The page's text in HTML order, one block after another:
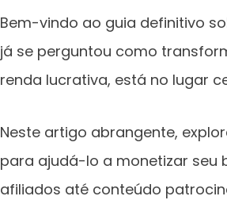
Bem-vindo ao guia definitivo
já se perguntou como
renda lucrativa, está no lugar
Neste artigo abrangente,
para ajudá-lo a monetizar seu
afiliados até conteúdo